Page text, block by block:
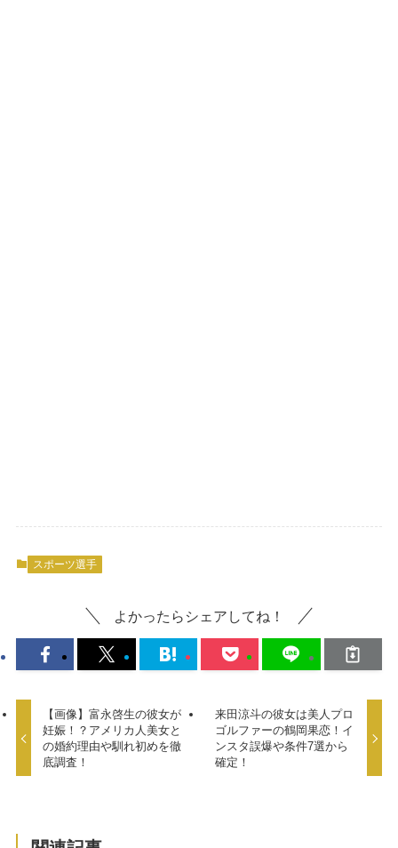
スポーツ選手
よかったらシェアしてね！
【画像】富永啓生の彼女が
妊娠！？アメリカ人美女と
の婚約理由や馴れ初めを徹
底調査！
来田涼斗の彼女は美人プロ
ゴルファーの鶴岡果恋！イ
ンスタ誤爆や条件7選から
確定！